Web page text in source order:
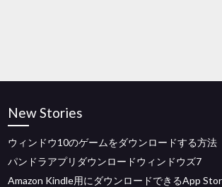
New Stories
ウィンドウ10のゲームをダウンロードする方法
パンドラアプリダウンロードウィンドウズ7
Amazon Kindle用にダウンロードできるApp